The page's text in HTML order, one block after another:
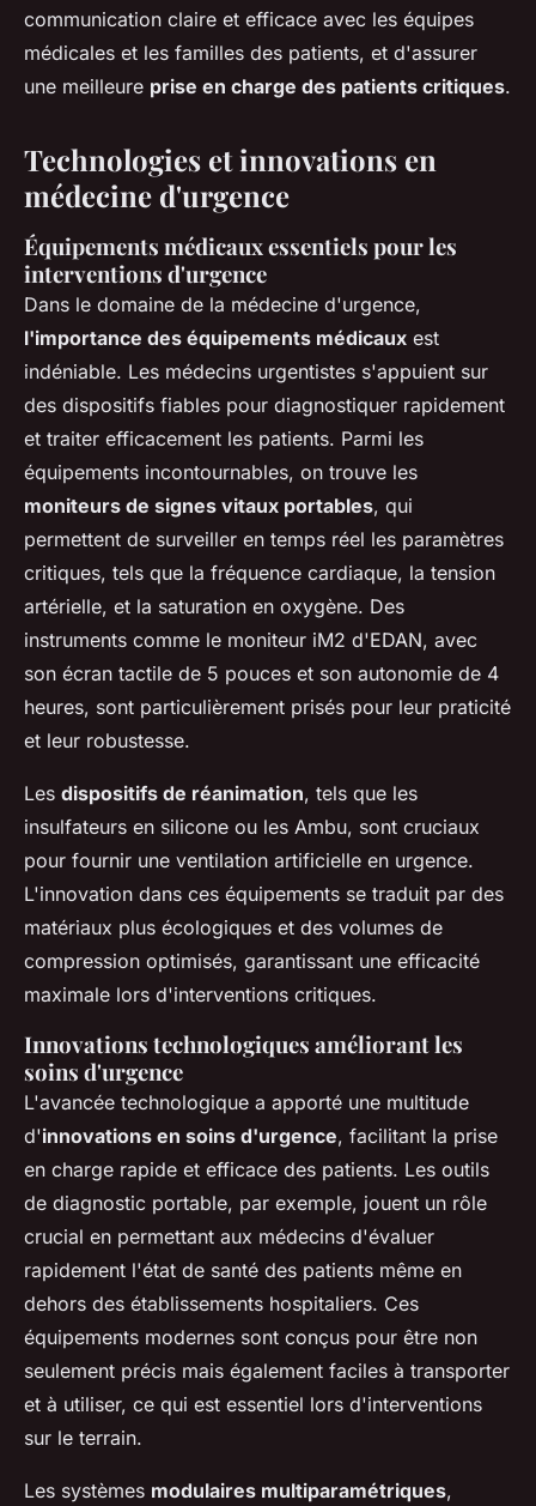
communication claire et efficace avec les équipes
médicales et les familles des patients, et d'assurer
une meilleure prise en charge des patients critiques.
Technologies et innovations en
médecine d'urgence
Équipements médicaux essentiels pour les
interventions d'urgence
Dans le domaine de la médecine d'urgence,
l'importance des équipements médicaux est
indéniable. Les médecins urgentistes s'appuient sur
des dispositifs fiables pour diagnostiquer rapidement
et traiter efficacement les patients. Parmi les
équipements incontournables, on trouve les
moniteurs de signes vitaux portables, qui
permettent de surveiller en temps réel les paramètres
critiques, tels que la fréquence cardiaque, la tension
artérielle, et la saturation en oxygène. Des
instruments comme le moniteur iM2 d'EDAN, avec
son écran tactile de 5 pouces et son autonomie de 4
heures, sont particulièrement prisés pour leur praticité
et leur robustesse.
Les dispositifs de réanimation, tels que les
insulfateurs en silicone ou les Ambu, sont cruciaux
pour fournir une ventilation artificielle en urgence.
L'innovation dans ces équipements se traduit par des
matériaux plus écologiques et des volumes de
compression optimisés, garantissant une efficacité
maximale lors d'interventions critiques.
Innovations technologiques améliorant les
soins d'urgence
L'avancée technologique a apporté une multitude
d'innovations en soins d'urgence, facilitant la prise
en charge rapide et efficace des patients. Les outils
de diagnostic portable, par exemple, jouent un rôle
crucial en permettant aux médecins d'évaluer
rapidement l'état de santé des patients même en
dehors des établissements hospitaliers. Ces
équipements modernes sont conçus pour être non
seulement précis mais également faciles à transporter
et à utiliser, ce qui est essentiel lors d'interventions
sur le terrain.
Les systèmes modulaires multiparamétriques,